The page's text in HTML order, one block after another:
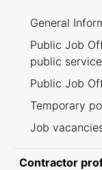
General
Public Job
public
Public Job
Temporary
Job
Contractor